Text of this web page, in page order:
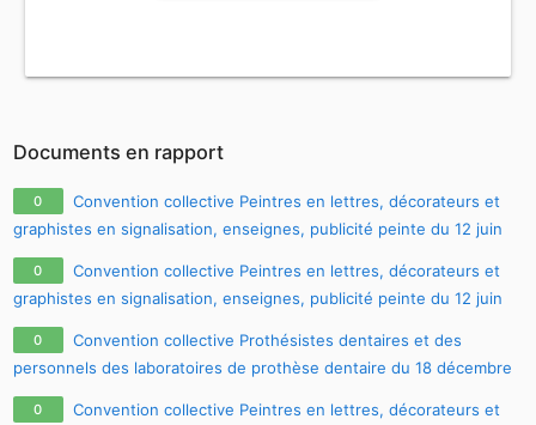
Documents en rapport
0
Convention collective Peintres en lettres, décorateurs et
graphistes en signalisation, enseignes, publicité peinte du 12 juin
1987, à jour au 15.06.2009
0
Convention collective Peintres en lettres, décorateurs et
graphistes en signalisation, enseignes, publicité peinte du 12 juin
1987, à jour au 25.05.2010
0
Convention collective Prothésistes dentaires et des
personnels des laboratoires de prothèse dentaire du 18 décembre
1978, à jour au 10.06.2011
0
Convention collective Peintres en lettres, décorateurs et